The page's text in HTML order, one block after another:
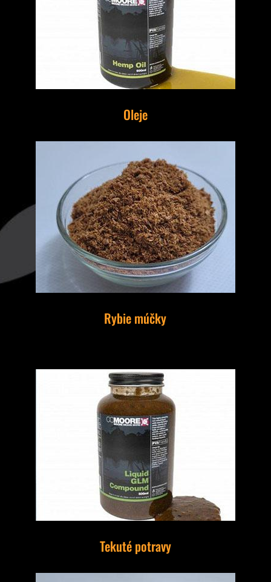
Oleje
Rybie múčky
Tekuté potravy